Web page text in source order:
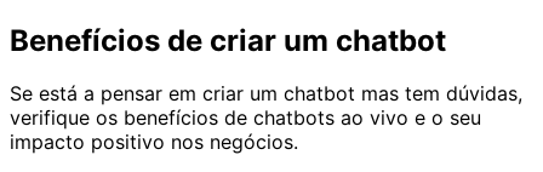
Benefícios de criar um chatbot
Se está a pensar em criar um chatbot mas tem dúvidas,
verifique os benefícios de chatbots ao vivo e o seu
impacto positivo nos negócios.